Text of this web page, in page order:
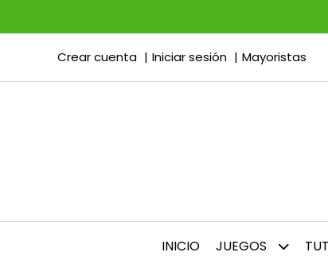
Crear cuenta Iniciar sesión Mayoristas
INICIO JUEGOS